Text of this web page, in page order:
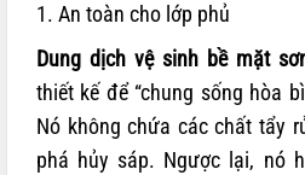
1. An toàn cho lớp phủ
Dung dịch vệ sinh bề mặt
thiết kế để “chung sống hòa
Nó không chứa các chất tẩy
phá hủy sáp. Ngược lại, nó